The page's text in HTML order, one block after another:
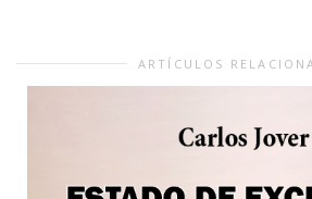
ARTÍCULOS